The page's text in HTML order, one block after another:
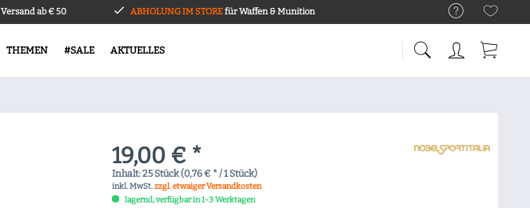
Versand ab € 50 ABHOLUNG IM STOREfür Waffen & Munition
THEMEN #SALE AKTUELLES
19,00 € *
Inhalt:25 Stück (0,76 € * / 1 Stück)
inkl. MwSt.zzgl. etwaiger Versandkosten
lagernd, verfügbar in 1-3 Werktagen